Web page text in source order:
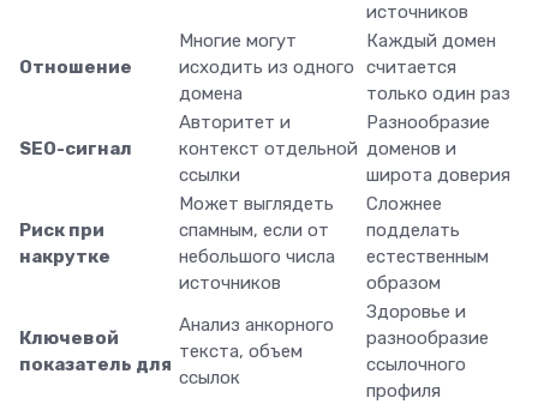
источников
Отношение
Многие могут
исходить из одного
домена
Каждый домен
считается
только один раз
SEO-сигнал
Авторитет и
контекст отдельной
ссылки
Разнообразие
доменов и
широта доверия
Риск при
накрутке
Может выглядеть
спамным, если от
небольшого числа
источников
Сложнее
подделать
естественным
образом
Ключевой
показатель для
Анализ анкорного
текста, объем
ссылок
Здоровье и
разнообразие
ссылочного
профиля